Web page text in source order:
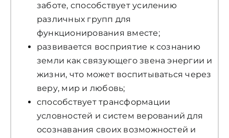
заботе, способствует усилению
различных групп для
функционирования вместе;
развивается восприятие к сознанию
земли как связующего звена энергии и
жизни, что может воспитываться через
веру, мир и любовь;
способствует трансформации
условностей и систем верований для
осознавания своих возможностей и